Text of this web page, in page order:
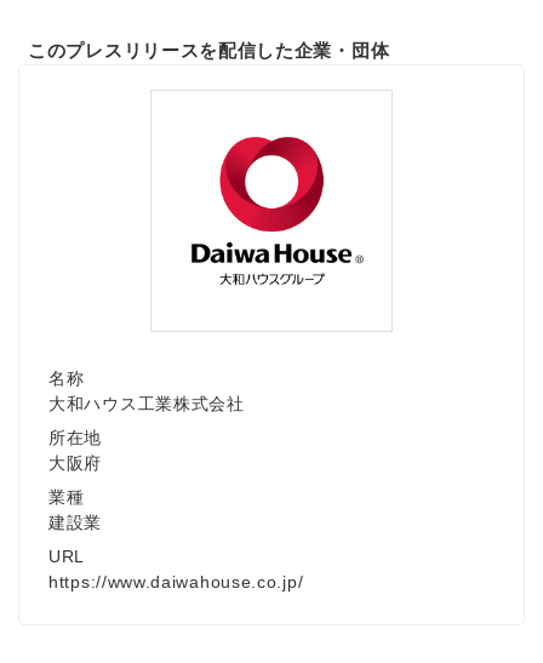
このプレスリリースを配信した企業・団体
名称
大和ハウス工業株式会社
所在地
大阪府
業種
建設業
URL
https://www.daiwahouse.co.jp/